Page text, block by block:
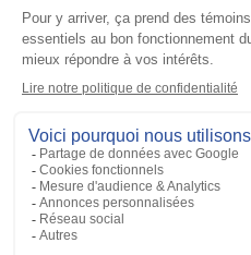
Radios portatives
SRX2200 Modèle 3.5